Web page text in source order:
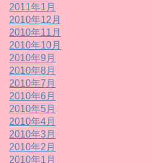
2011年1月
2010年12月
2010年11月
2010年10月
2010年9月
2010年8月
2010年7月
2010年6月
2010年5月
2010年4月
2010年3月
2010年2月
2010年1月